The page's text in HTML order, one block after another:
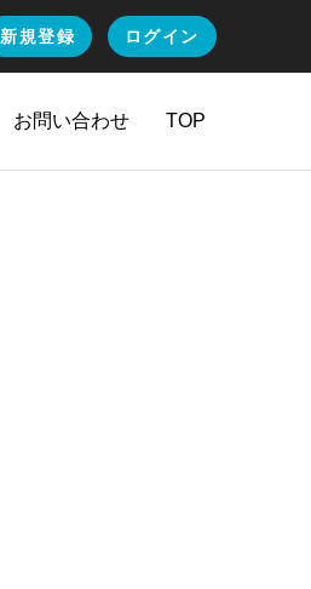
新規登録 ログイン
お問い合わせ TOP